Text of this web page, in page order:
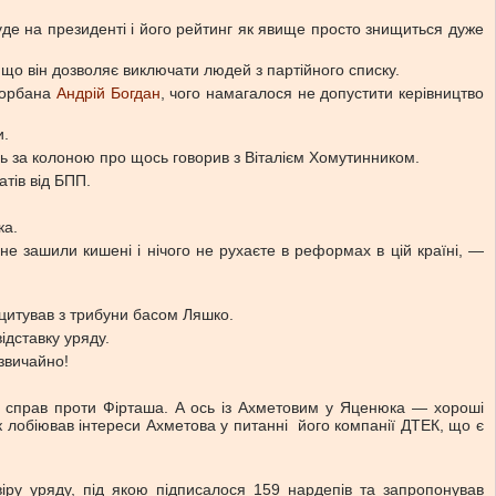
на президенті і його рейтинг як явище просто знищиться дуже
він дозволяє виключати людей з партійного списку.
Андрій Богдан , чого намагалося не допустити керівництво
колоною про щось говорив з Віталієм Хомутинником.
від БПП.
зашили кишені і нічого не рухаєте в реформах в цій країні, —
з трибуни басом Ляшко.
уряду.
справ проти Фірташа. А ось із Ахметовим у Яценюка — хороші
інтереси Ахметова у питанні його компанії ДТЕК, що є
уряду, під якою підписалося 159 нардепів та запропонував